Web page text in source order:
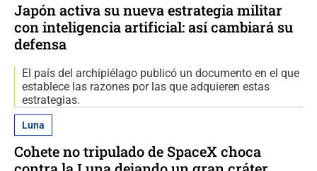
Japón activa su nueva estrategia militar
con inteligencia artificial: así cambiará su
defensa
El país del archipiélago publicó un documento en el que
establece las razones por las que adquieren estas
estrategias.
Luna
Cohete no tripulado de SpaceX choca